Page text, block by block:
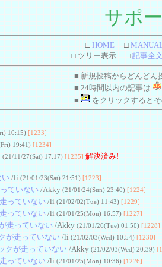
サポ
□ HOME □
□ ツリー表示 □ 記事全
■ 新規投稿からどんどん
■ 24時間以内の記事は
■
をクリックするとそ
10:15) [1233]
19:41) [1234]
(21/11/27(Sat) 17:17) [1235] 解決済み!
い/li (21/01/23(Sat) 21:51) [1223]
ていない/Akky (21/01/24(Sun) 23:40) [1224]
っていない/li (21/02/02(Tue) 11:43) [1229]
っていない/li (21/01/25(Mon) 16:57) [1227]
走っていない/Akky (21/01/26(Tue) 01:50) [1228]
が走っていない/li (21/02/03(Wed) 10:54) [1230]
クが走っていない/Akky (21/02/03(Wed) 20:39)
っていない/li (21/01/25(Mon) 10:36) [1226]